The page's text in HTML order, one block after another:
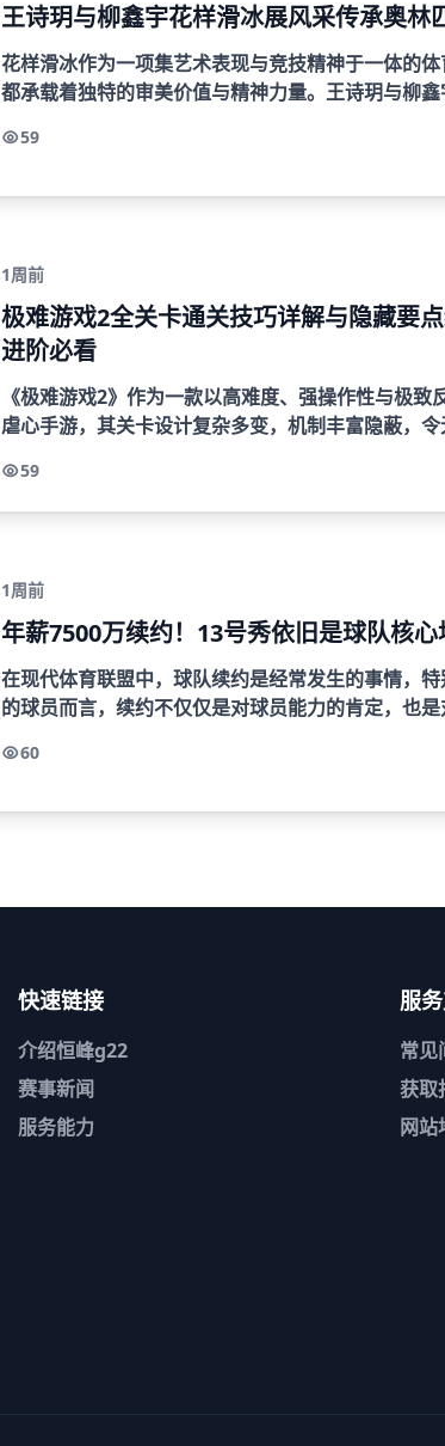
王诗玥与柳鑫宇花样滑冰展风采传承奥林
花样滑冰作为一项集艺术表现与竞技精神于一体的
都承载着独特的审美价值与精神力量。王诗玥与柳
恒...
59
1周前
极难游戏2全关卡通关技巧详解与隐藏要
进阶必看
《极难游戏2》作为一款以高难度、强操作性与极致
虐心手游，其关卡设计复杂多变，机制丰富隐蔽，令
关卡通关技巧...
59
1周前
年薪7500万续约！13号秀依旧是球队核
在现代体育联盟中，球队续约是经常发生的事情，
的球员而言，续约不仅仅是对球员能力的肯定，也
一决定标志...
60
快速链接
介绍恒峰g22
赛事新闻
服务能力
服
常见
获取
网站